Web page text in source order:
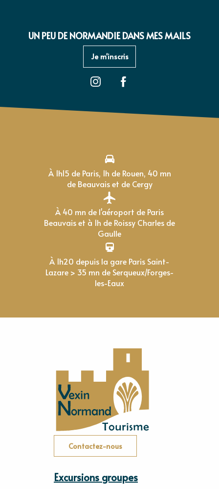
UN PEU DE NORMANDIE DANS MES MAILS
Je m'inscris
À 1h15 de Paris, 1h de Rouen, 40 mn
de Beauvais et de Cergy
À 40 mn de l'aéroport de Paris
Beauvais et à 1h de Roissy Charles de
Gaulle
À 1h20 depuis la gare Paris Saint-
Lazare > 35 mn de Serqueux/Forges-
les-Eaux
Contactez-nous
Excursions groupes